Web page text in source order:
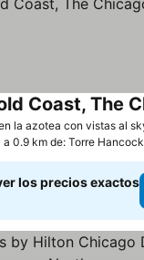
la azotea con vistas al
a 0.9 km de: Torre Hancock
los precios exactos